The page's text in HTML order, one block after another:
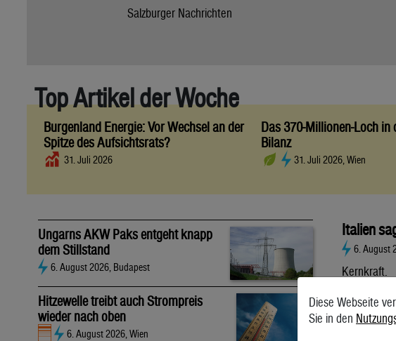
Salzburger Nachrichten
Top Artikel der Woche
Burgenland Energie: Vor Wechsel an der
Spitze des Aufsichtsrats?
31. Juli 2026
Das 370-Millionen-Loch in
Bilanz
31. Juli 2026, Wien
Ungarns AKW Paks entgeht knapp
dem Stillstand
6. August 2026, Budapest
Hitzewelle treibt auch Strompreis
wieder nach oben
6. August 2026, Wien
Italien
6. August
wird
Diese Webseite
Sie in den